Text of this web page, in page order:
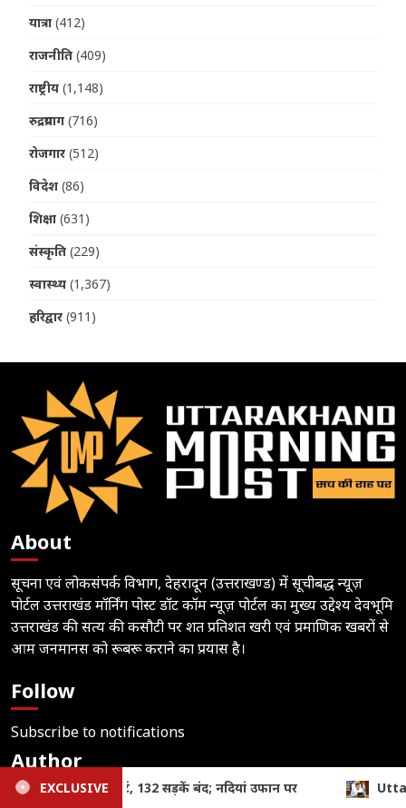
यात्रा (412)
राजनीति (409)
राष्ट्रीय (1,148)
रुद्रप्रयाग (716)
रोजगार (512)
विदेश (86)
शिक्षा (631)
संस्कृति (229)
स्वास्थ्य (1,367)
हरिद्वार (911)
About
सूचना एवं लोकसंपर्क विभाग, देहरादून (उत्तराखण्ड) में सूचीबद्ध न्यूज़
पोर्टल उत्तराखंड मॉर्निंग पोस्ट डॉट कॉम न्यूज़ पोर्टल का मुख्य उद्देश्य देवभूमि
उत्तराखंड की सत्य की कसौटी पर शत प्रतिशत खरी एवं प्रमाणिक खबरों से
आम जनमानस को रूबरू कराने का प्रयास है।
Follow
Subscribe to notifications
Author
Editor – Mohan Chandra Joshi
EXCLUSIVE
Uttarakhand News: धामी कैबिनेट की अहम बैठक, कई महत्वपूर्ण